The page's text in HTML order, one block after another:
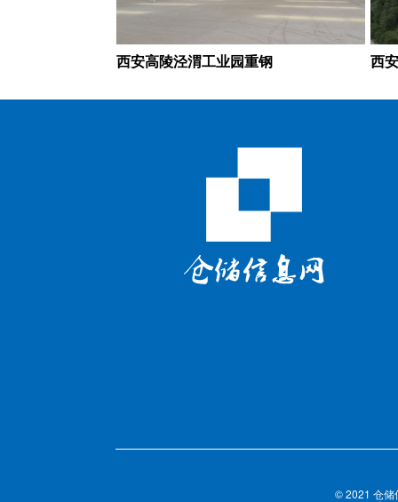
西安高陵泾渭工业园重钢 西
© 2021 仓储